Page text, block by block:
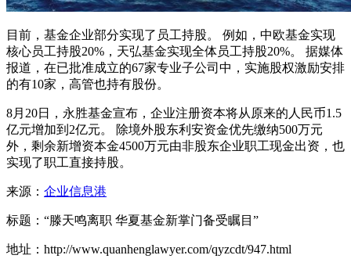
目前，基金企业部分实现了员工持股。 例如，中欧基金实现
核心员工持股20%，天弘基金实现全体员工持股20%。 据媒体
报道，在已批准成立的67家专业子公司中，实施股权激励安排
的有10家，高管也持有股份。
8月20日，永胜基金宣布，企业注册资本将从原来的人民币1.5
亿元增加到2亿元。 除境外股东利安资金优先缴纳500万元
外，剩余新增资本金4500万元由非股东企业职工现金出资，也
实现了职工直接持股。
来源： 企业信息港
标题：“滕天鸣离职 华夏基金新掌门备受瞩目”
地址：http://www.quanhenglawyer.com/qyzcdt/947.html